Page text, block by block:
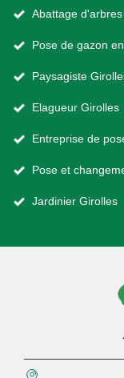
Abattage
Pose de gazon
Paysagiste
Elagueur Girolles
Entreprise de
Pose et
Jardinier Girolles